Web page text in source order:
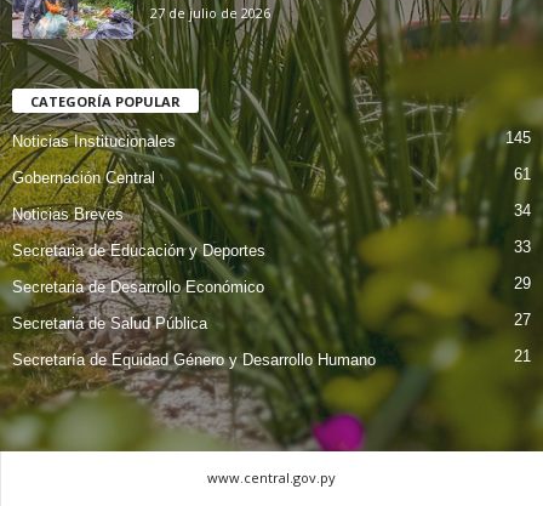
27 de julio de 2026
CATEGORÍA POPULAR
Noticias Institucionales 145
Gobernación Central 61
Noticias Breves 34
Secretaria de Educación y Deportes 33
Secretaria de Desarrollo Económico 29
Secretaria de Salud Pública 27
Secretaría de Equidad Género y Desarrollo Humano 21
www.central.gov.py